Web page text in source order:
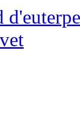
d'euterpe